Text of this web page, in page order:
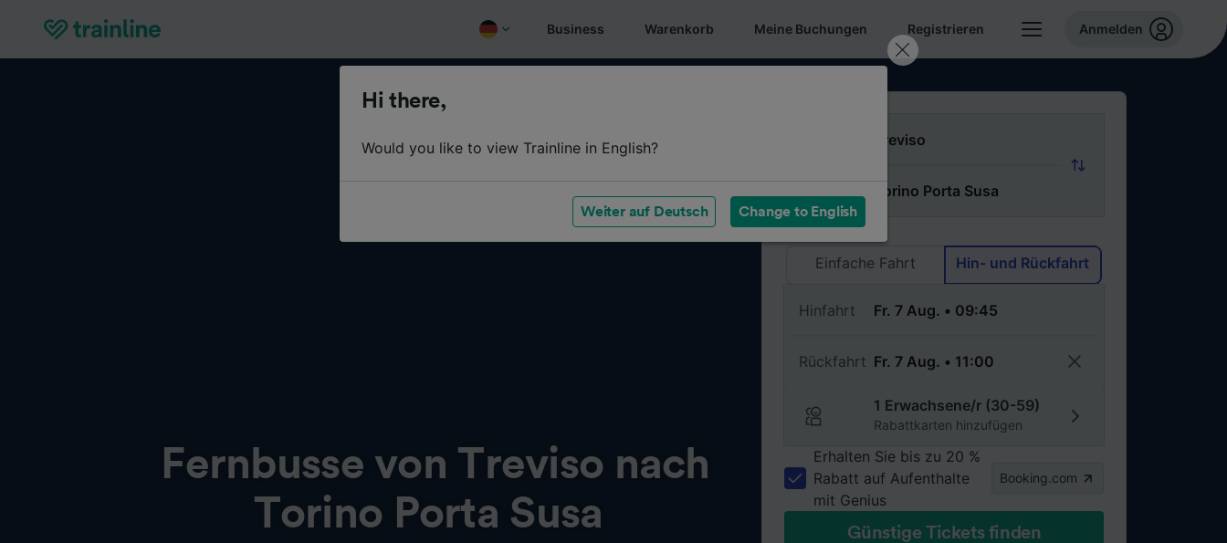
Business Warenkorb Meine Buchungen Registrieren Anmelden
Fernbusse von Treviso nach
Torino Porta Susa
Via
Einfache Fahrt
Hin- und Rückfahrt
Hinfahrt
Rückfahrt
1 Erwachsene/r (30-59)
Rabattkarten hinzufügen
Erhalten Sie bis zu 20 %
Rabatt auf Aufenthalte
mit Genius
Booking.com
Günstige Tickets finden
Hi there,
Would you like to view Trainline in English?
Weiter auf Deutsch Change to English